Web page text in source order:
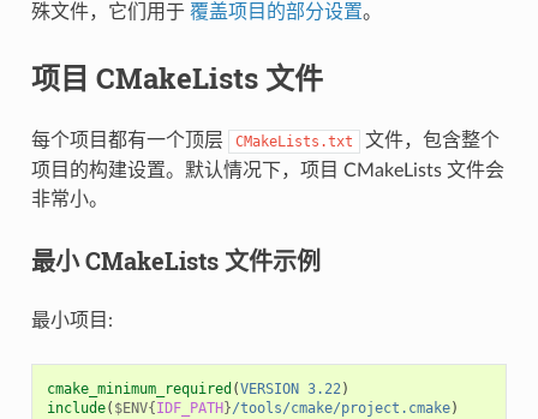
殊文件，它们用于 覆盖项目的部分设置。
项目 CMakeLists 文件
每个项目都有一个顶层 CMakeLists.txt
文件，包含整个
项目的构建设置。默认情况下，项目 CMakeLists 文件会
非常小。
最小 CMakeLists 文件示例
最小项目:
cmake_minimum_required (VERSION 3.22)
include( $ENV{IDF_PATH}/tools/cmake/project.cmake)